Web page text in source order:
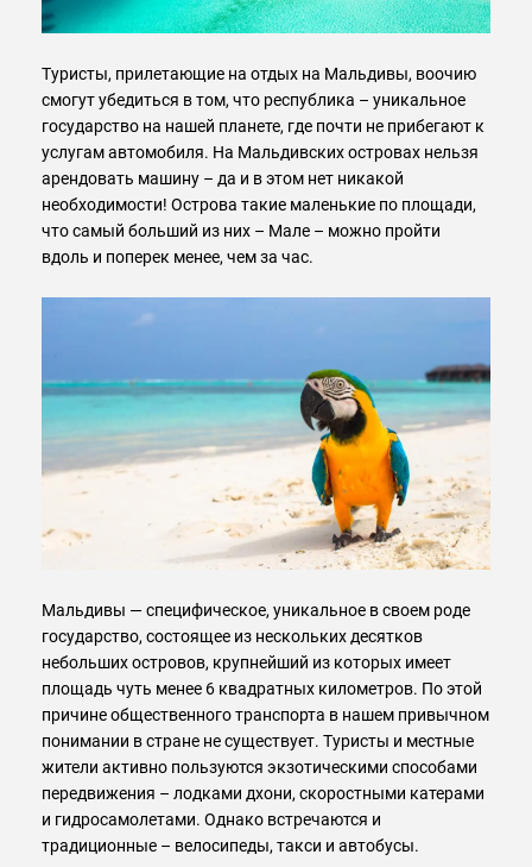
Туристы, прилетающие на отдых на Мальдивы, воочию
смогут убедиться в том, что республика – уникальное
государство на нашей планете, где почти не прибегают к
услугам автомобиля. На Мальдивских островах нельзя
арендовать машину – да и в этом нет никакой
необходимости! Острова такие маленькие по площади,
что самый больший из них – Мале – можно пройти
вдоль и поперек менее, чем за час.
Мальдивы — специфическое, уникальное в своем роде
государство, состоящее из нескольких десятков
небольших островов, крупнейший из которых имеет
площадь чуть менее 6 квадратных километров. По этой
причине общественного транспорта в нашем привычном
понимании в стране не существует. Туристы и местные
жители активно пользуются экзотическими способами
передвижения – лодками дхони, скоростными катерами
и гидросамолетами. Однако встречаются и
традиционные – велосипеды, такси и автобусы.